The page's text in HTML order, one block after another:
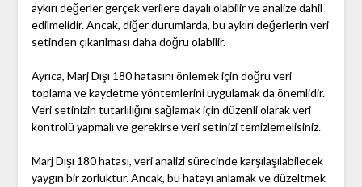
aykırı değerler gerçek verilere dayalı olabilir ve analize dahil
edilmelidir. Ancak, diğer durumlarda, bu aykırı değerlerin veri
setinden çıkarılması daha doğru olabilir.
Ayrıca, Marj Dışı 180 hatasını önlemek için doğru veri
toplama ve kaydetme yöntemlerini uygulamak da önemlidir.
Veri setinizin tutarlılığını sağlamak için düzenli olarak veri
kontrolü yapmalı ve gerekirse veri setinizi temizlemelisiniz.
Marj Dışı 180 hatası, veri analizi sürecinde karşılaşılabilecek
yaygın bir zorluktur. Ancak, bu hatayı anlamak ve düzeltmek